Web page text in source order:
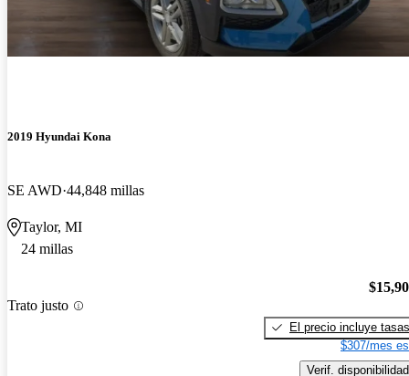
2019 Hyundai Kona
SE AWD 44,848 millas
Taylor, MI
24 millas
Trato justo
El precio incluye tasas
$307/mes
Verif. disponibilidad